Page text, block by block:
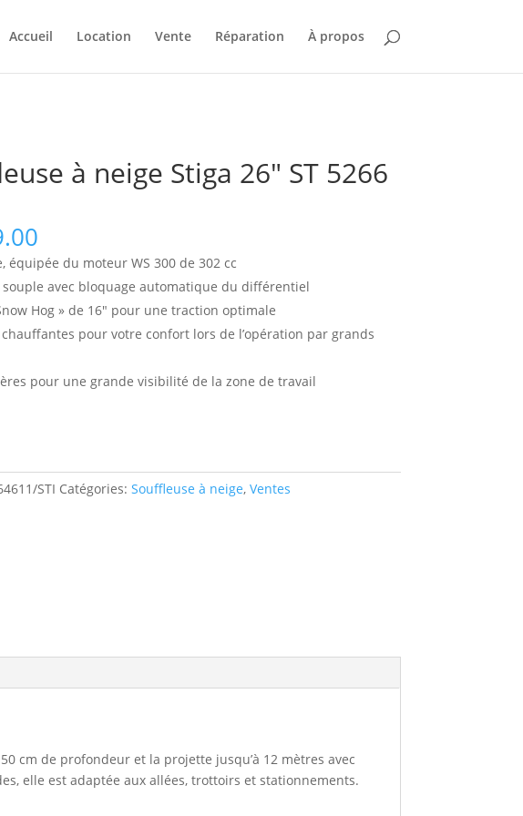
Accueil Location Vente Réparation À propos
à neige Stiga 26″ ST 5266
équipée du moteur WS 300 de 302 cc
souple avec bloquage automatique du différentiel
Hog » de 16″ pour une traction optimale
chauffantes pour votre confort lors de l’opération par grands
pour une grande visibilité de la zone de travail
STI Catégories: Souffleuse à neige, Ventes
cm de profondeur et la projette jusqu’à 12 mètres avec
elle est adaptée aux allées, trottoirs et stationnements.